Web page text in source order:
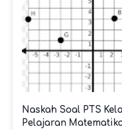
Naskah Soal PTS
Pelajaran